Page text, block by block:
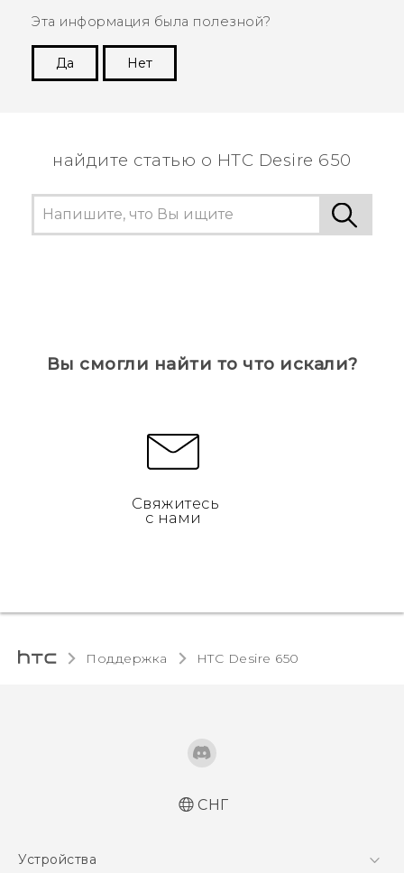
Эта информация была полезной?
Да
Нет
найдите статью о HTC Desire 650
Вы смогли найти то что искали?
Свяжитесь
с нами
Поддержка HTC Desire 650‎
Русский - Руководство пользователя
СНГ
Устройства